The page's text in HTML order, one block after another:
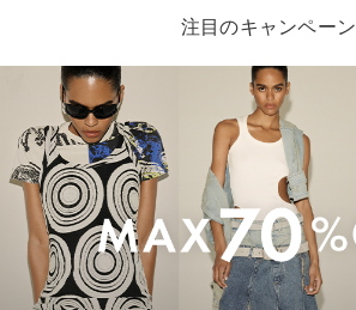
注目のキャンペーン